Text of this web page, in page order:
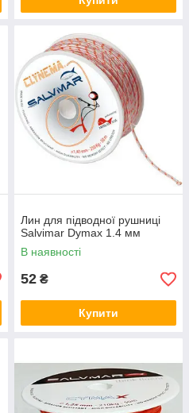
Лин для підводної рушниці
Salvimar Dymax 1.4 мм
В наявності
52 ₴
Купити